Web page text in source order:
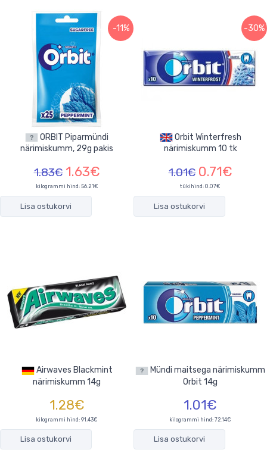
-11%
närimiskumm, 29g pakis
1.83€ 1.63€
kilogrammi hind: 56.21€
Lisa ostukorvi
-30%
Orbit Winterfresh
närimiskumm 10 tk
1.01€ 0.71€
tükihind: 0.07€
Lisa ostukorvi
Airwaves Blackmint
närimiskumm 14g
1.28€
kilogrammi hind: 91.43€
Lisa ostukorvi
Orbit 14g
1.01€
kilogrammi hind: 72.14€
Lisa ostukorvi